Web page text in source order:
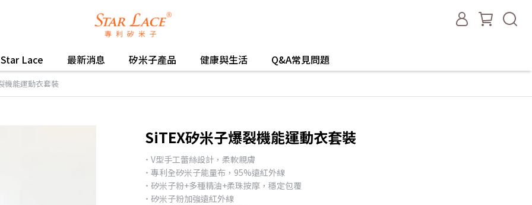
Lace 最新消息 矽米子產品 健康與生活 Q&A常見問題
機能運動衣套裝
SiTEX矽米子爆裂機能運動衣套裝
˙ V型手工蕾絲設計，柔軟親膚
˙ 專利全矽米子能量布，95%遠紅外線
˙ 矽米子粉+多種精油+柔珠按摩，穩定包覆
˙ 矽米子粉加強遠紅外線